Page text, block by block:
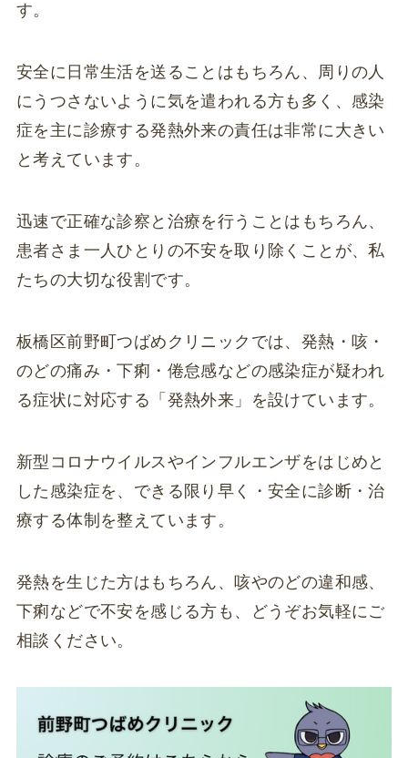
す。
安全に日常生活を送ることはもちろん、周りの人
にうつさないように気を遣われる方も多く、感染
症を主に診療する発熱外来の責任は非常に大きい
と考えています。
迅速で正確な診察と治療を行うことはもちろん、
患者さま一人ひとりの不安を取り除くことが、私
たちの大切な役割です。
板橋区前野町つばめクリニックでは、発熱・咳・
のどの痛み・下痢・倦怠感などの感染症が疑われ
る症状に対応する「発熱外来」を設けています。
新型コロナウイルスやインフルエンザをはじめと
した感染症を、できる限り早く・安全に診断・治
療する体制を整えています。
発熱を生じた方はもちろん、咳やのどの違和感、
下痢などで不安を感じる方も、どうぞお気軽にご
相談ください。